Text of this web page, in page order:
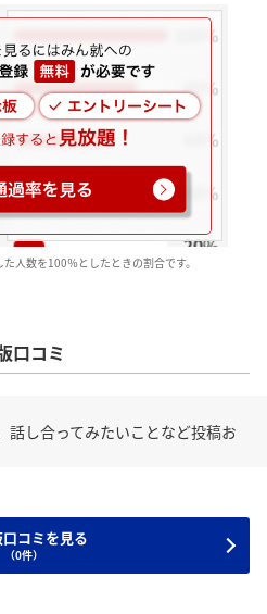
人数を100％としたときの割合です。
口コミ
話し合ってみたいことなど投稿お
コミを見る
（0件）